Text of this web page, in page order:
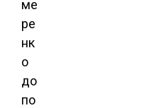
ме
ре
нк
о
до
по